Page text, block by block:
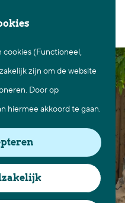
cookies (Functioneel,
zijn om de website
Door op
hiermee akkoord te gaan.
Fietsen in Best
Best
Cadeaubon Best
Ons populierenverleden